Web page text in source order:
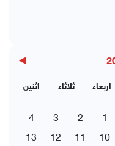
▶
اثنين ثلاثاء اربعاء
1
2
3
4
10
11
12
13